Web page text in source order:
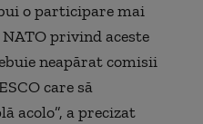
o participare mai
privind aceste
neapărat comisii
care să
acolo”, a precizat